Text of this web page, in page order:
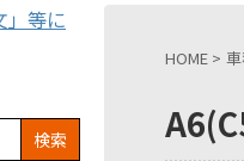
HOME >
」等に